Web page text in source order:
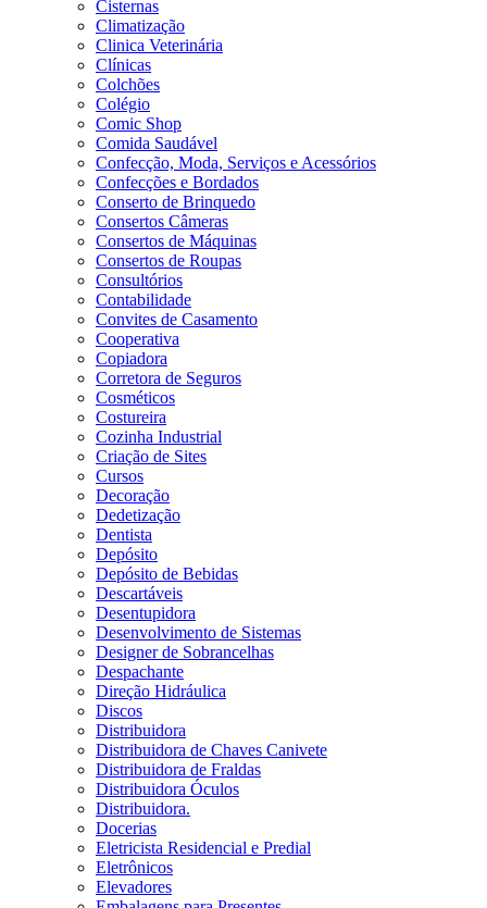
Cisternas
Climatização
Clinica Veterinária
Clínicas
Colchões
Colégio
Comic Shop
Comida Saudável
Confecção, Moda, Serviços e Acessórios
Confecções e Bordados
Conserto de Brinquedo
Consertos Câmeras
Consertos de Máquinas
Consertos de Roupas
Consultórios
Contabilidade
Convites de Casamento
Cooperativa
Copiadora
Corretora de Seguros
Cosméticos
Costureira
Cozinha Industrial
Criação de Sites
Cursos
Decoração
Dedetização
Dentista
Depósito
Depósito de Bebidas
Descartáveis
Desentupidora
Desenvolvimento de Sistemas
Designer de Sobrancelhas
Despachante
Direção Hidráulica
Discos
Distribuidora
Distribuidora de Chaves Canivete
Distribuidora de Fraldas
Distribuidora Óculos
Distribuidora.
Docerias
Eletricista Residencial e Predial
Eletrônicos
Elevadores